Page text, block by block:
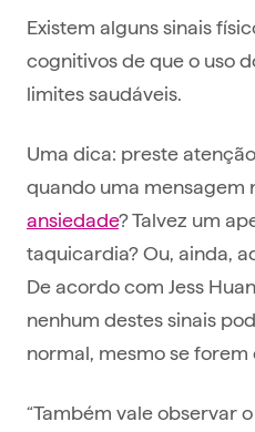
Existem alguns sinais
cognitivos de que o uso
limites saudáveis.
Uma dica: preste
quando uma mensagem
ansiedade? Talvez um
taquicardia? Ou, ainda,
De acordo com Jess
nenhum destes sinais
normal, mesmo se
“Também vale observar